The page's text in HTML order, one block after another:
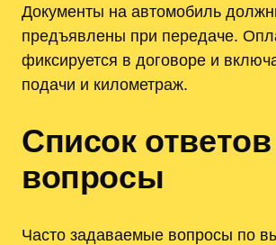
Документы на автомобиль
предъявлены при передаче.
фиксируется в договоре и
подачи и километраж.
Список
вопросы
Часто задаваемые вопросы по